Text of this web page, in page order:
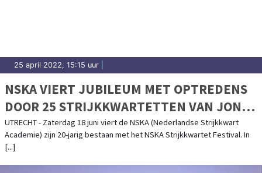
25 april 2022, 15:15 uur
NSKA VIERT JUBILEUM MET OPTREDENS
DOOR 25 STRIJKKWARTETTEN VAN JONG
TOT OUD
UTRECHT - Zaterdag 18 juni viert de NSKA (Nederlandse Strijkkwart
Academie) zijn 20-jarig bestaan met het NSKA Strijkkwartet Festival. In
[...]